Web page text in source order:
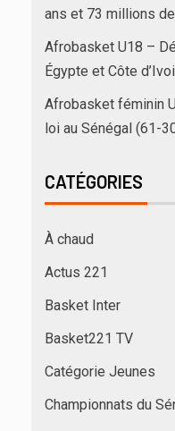
ans et 73 millions
Afrobasket U18 –
Égypte et Côte
Afrobasket féminin
loi au Sénégal (61-
CATÉGORIES
À chaud
Actus 221
Basket Inter
Basket221 TV
Catégorie Jeunes
Championnats du